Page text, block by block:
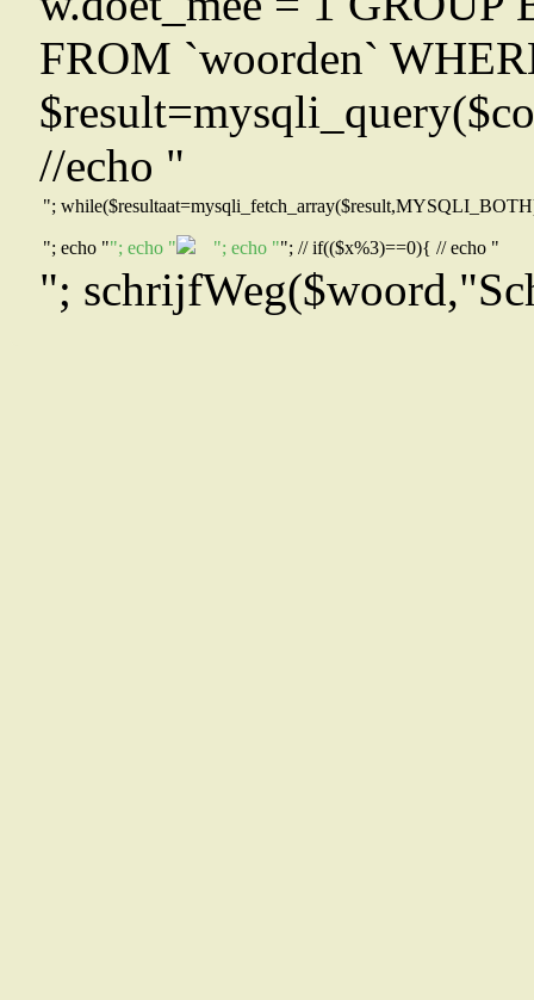
FROM `woorden`
//echo "
";
"; echo ""; echo " "; echo ""; // if(($x%3)==0){ // echo "
";